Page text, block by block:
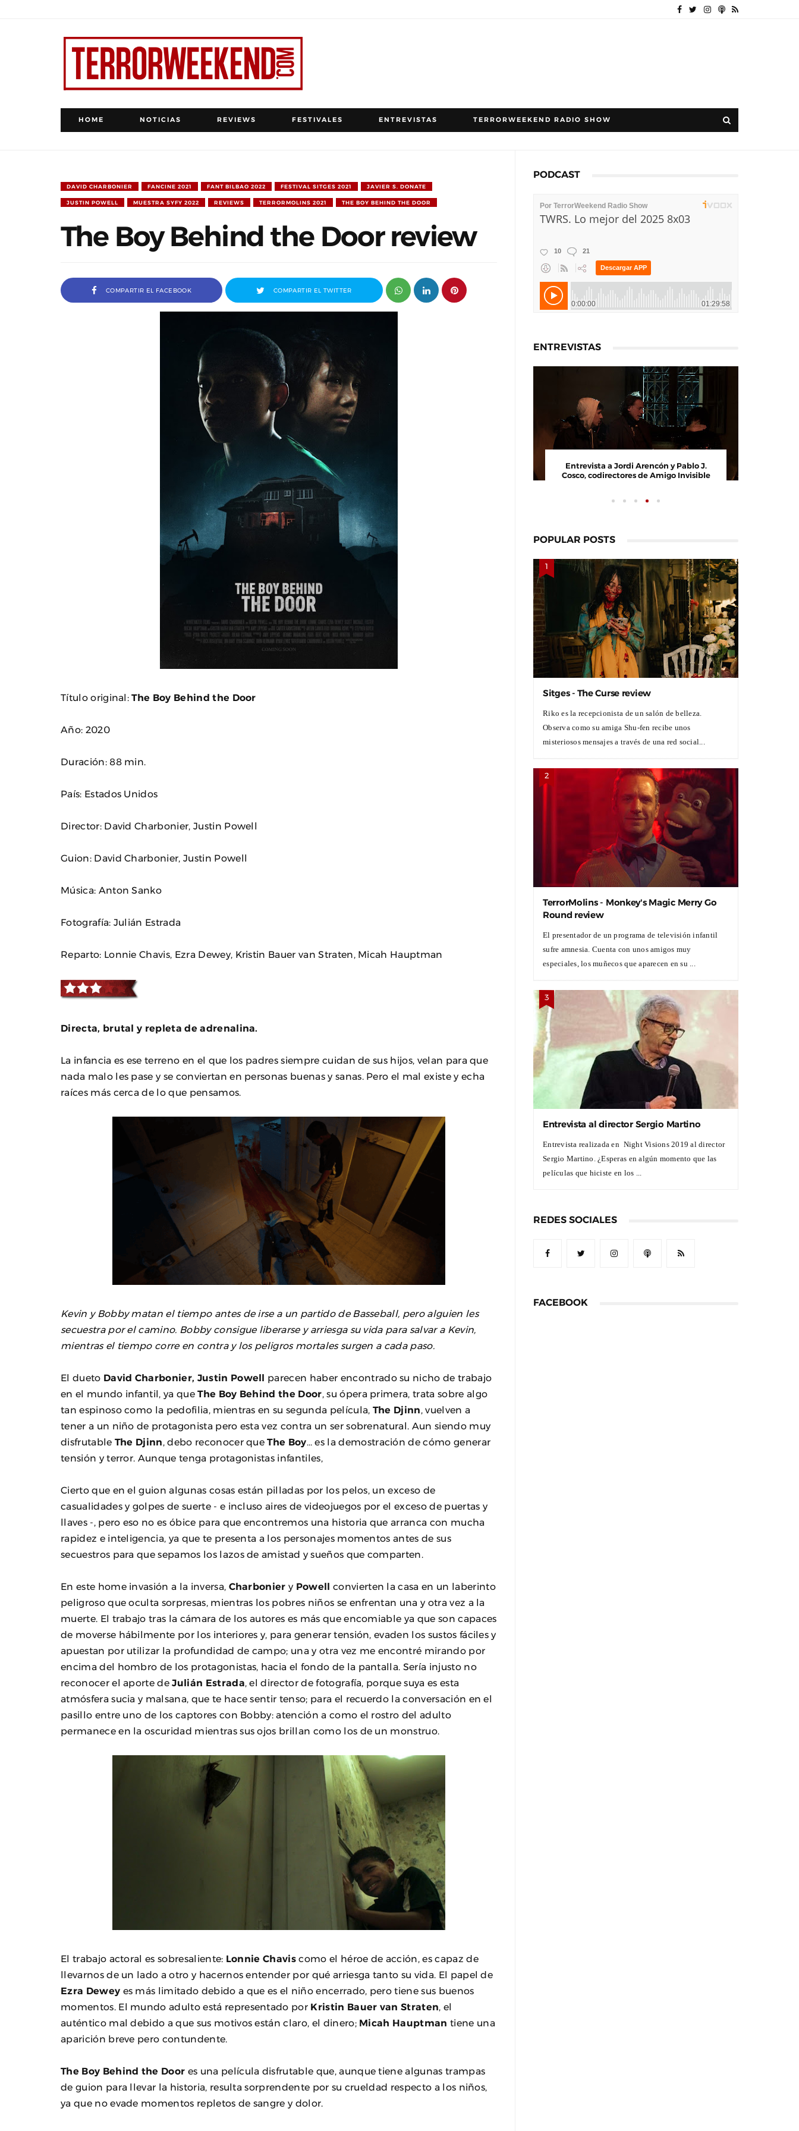
HOME NOTICIAS REVIEWS FESTIVALES ENTREVISTAS TERRORWEEKEND RADIO SHOW
DAVID CHARBONIER FANCINE 2021 FANT BILBAO 2022 FESTIVAL SITGES 2021 JAVIER S. DONATE
JUSTIN POWELL MUESTRA SYFY 2022 REVIEWS TERRORMOLINS 2021 THE BOY BEHIND THE DOOR
The Boy Behind the Door review
COMPARTIR EL FACEBOOK COMPARTIR EL TWITTER
Título original:The Boy Behind the Door
Año: 2020
Duración: 88 min.
País: Estados Unidos
Director: David Charbonier, Justin Powell
Guion: David Charbonier, Justin Powell
Música: Anton Sanko
Fotografía: Julián Estrada
Reparto: Lonnie Chavis, Ezra Dewey, Kristin Bauer van Straten, Micah Hauptman
Directa, brutal y repleta de adrenalina.
La infancia es ese terreno en el que los padres siempre cuidan de sus hijos, velan para que
nada malo les pase y se conviertan en personas buenas y sanas. Pero el mal existe y echa
raíces más cerca de lo que pensamos.
Kevin y Bobby matan el tiempo antes de irse a un partido de Basseball, pero alguien les
secuestra por el camino. Bobby consigue liberarse y arriesga su vida para salvar a Kevin,
mientras el tiempo corre en contra y los peligros mortales surgen a cada paso.
El dueto David Charbonier, Justin Powell parecen haber encontrado su nicho de trabajo
en el mundo infantil, ya queThe Boy Behind the Door, su ópera primera, trata sobre algo
tan espinoso como la pedofilia, mientras en su segunda película, The Djinn, vuelven a
tener a un niño de protagonista pero esta vez contra un ser sobrenatural. Aun siendo muy
disfrutable The Djinn, debo reconocer queThe Boy… es la demostración de cómo generar
tensión y terror. Aunque tenga protagonistas infantiles,
Cierto que en el guion algunas cosas están pilladas por los pelos, un exceso de
casualidades y golpes de suerte - e incluso aires de videojuegos por el exceso de puertas y
llaves -, pero eso no es óbice para que encontremos una historia que arranca con mucha
rapidez e inteligencia, ya que te presenta a los personajes momentos antes de sus
secuestros para que sepamos los lazos de amistad y sueños que comparten.
En este home invasión a la inversa, Charbonier y Powell convierten la casa en un laberinto
peligroso que oculta sorpresas, mientras los pobres niños se enfrentan una y otra vez a la
muerte. El trabajo tras la cámara de los autores es más que encomiable ya que son capaces
de moverse hábilmente por los interiores y, para generar tensión, evaden los sustos fáciles y
apuestan por utilizar la profundidad de campo; una y otra vez me encontré mirando por
encima del hombro de los protagonistas, hacia el fondo de la pantalla. Sería injusto no
reconocer el aporte deJulián Estrada, el director de fotografía, porque suya es esta
atmósfera sucia y malsana, que te hace sentir tenso; para el recuerdo la conversación en el
pasillo entre uno de los captores con Bobby: atención a como el rostro del adulto
permanece en la oscuridad mientras sus ojos brillan como los de un monstruo.
El trabajo actoral es sobresaliente: Lonnie Chaviscomo el héroe de acción, es capaz de
llevarnos de un lado a otro y hacernos entender por qué arriesga tanto su vida. El papel de
Ezra Dewey es más limitado debido a que es el niño encerrado, pero tiene sus buenos
momentos. El mundo adulto está representado por Kristin Bauer van Straten, el
auténtico mal debido a que sus motivos están claro, el dinero; Micah Hauptman tiene una
aparición breve pero contundente.
The Boy Behind the Door es una película disfrutable que, aunque tiene algunas trampas
de guion para llevar la historia, resulta sorprendente por su crueldad respecto a los niños,
ya que no evade momentos repletos de sangre y dolor.
PODCAST
ENTREVISTAS
Entrevista a Jordi Arencón y Pablo J.
Cosco, codirectores de Amigo Invisible
guionista de Nos Veremos Esta Noche,
Entrevista a Javier Rueda, organizador
del Madd Film Market
POPULAR POSTS
Sitges - The Curse review
Riko es la recepcionista de un salón de belleza.
Observa como su amiga Shu-fen recibe unos
misteriosos mensajes a través de una red social...
TerrorMolins - Monkey's Magic Merry Go
Round review
El presentador de un programa de televisión infantil
sufre amnesia. Cuenta con unos amigos muy
especiales, los muñecos que aparecen en su ...
Entrevista al director Sergio Martino
Entrevista realizada en Night Visions 2019 al director
Sergio Martino. ¿Esperas en algún momento que las
películas que hiciste en los ...
REDES SOCIALES
FACEBOOK